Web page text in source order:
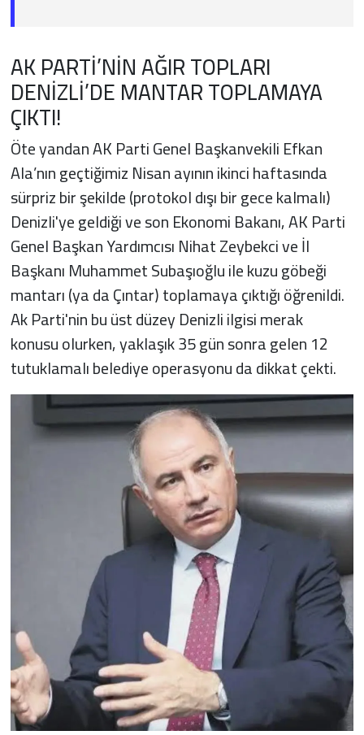
AK PARTİ’NİN AĞIR TOPLARI
DENİZLİ’DE MANTAR TOPLAMAYA
ÇIKTI!
Öte yandan AK Parti Genel Başkanvekili Efkan
Ala’nın geçtiğimiz Nisan ayının ikinci haftasında
sürpriz bir şekilde (protokol dışı bir gece kalmalı)
Denizli'ye geldiği ve son Ekonomi Bakanı, AK Parti
Genel Başkan Yardımcısı Nihat Zeybekci ve İl
Başkanı Muhammet Subaşıoğlu ile kuzu göbeği
mantarı (ya da Çıntar) toplamaya çıktığı öğrenildi.
Ak Parti'nin bu üst düzey Denizli ilgisi merak
konusu olurken, yaklaşık 35 gün sonra gelen 12
tutuklamalı belediye operasyonu da dikkat çekti.